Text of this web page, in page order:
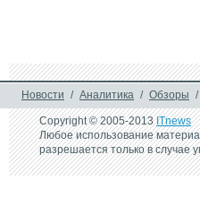
Новости / Аналитика / Обзоры /
Copyright © 2005-2013ITnews
Любое использование
разрешается только в случае